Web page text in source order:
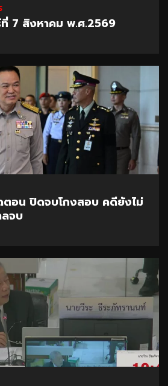
7 สิงหาคม พ.ศ.2569
อน ปิดจบโกงสอบ คดียังไม่
จบ